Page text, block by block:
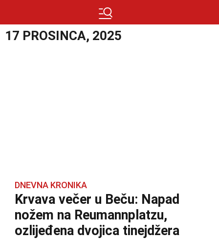
17 PROSINCA, 2025
DNEVNA KRONIKA
Krvava večer u Beču: Napad
nožem na Reumannplatzu,
ozlijeđena dvojica tinejdžera